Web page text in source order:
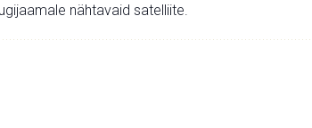
nähtavaid satelliite.